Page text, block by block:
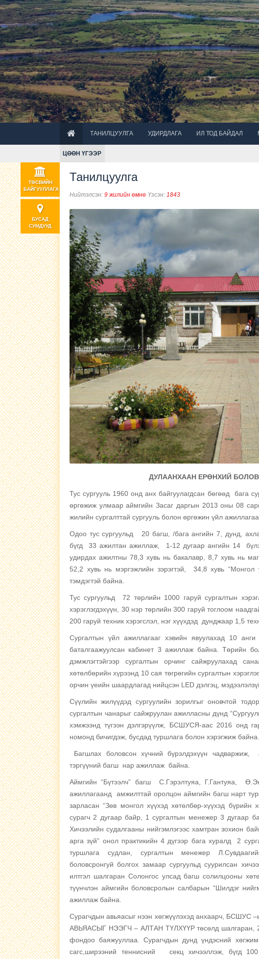
ТАНИЛЦУУЛГА УДИРДЛАГА ИЛ ТОД БАЙДАЛ
ЦӨӨН ҮГЭЭР
БУСАД
СУМДУУД
ТӨСВИЙН
БАЙГУУЛЛАГА
Танилцуулга
Нийтэлсэн: 9 жилийн өмнө Үзсэн: 1843
ДУЛААНХААН ЕРӨНХИЙ
Тус сургууль 1960 онд анх байгуулагдсан бөгөөд бага
өргөжиж улмаар аймгийн Засаг даргын 2013 оны 08
жилийн сургалттай сургууль болон өргөжин үйл
Одоо тус сургуульд 20 багш, /бага ангийн 7, дунд,
бүгд 33 ажилтан ажиллаж, 1-12 дугаар ангийн 14
удирдах ажилтны 78,3 хувь нь бакалавр, 8,7 хувь нь
52,2 хувь нь мэргэжлийн зэрэгтэй, 34,8 хувь
тэмдэгтэй байна.
Тус сургуульд 72 төрлийн 1000 гаруй сургалтын
хэрэглэгдэхүүн, 30 нэр төрлийн 300 гаруй тоглоом
200 гаруй техник хэрэгслэл, нэг хүүхдэд дунджаар 1,5
Сургалтын үйл ажиллагааг хэвийн явуулахад 10
баталгаажуулсан кабинет 3 ажиллаж байна. Төрийн
дэмжлэгтэйгээр сургалтын орчинг сайжруулахад
хөтөлбөрийн хүрээнд 10 сая төгрөгийн сургалтын
орчин үеийн шаардлагад нийцсэн LED дэлгэц,
Сүүлийн жилүүдэд сургуулийн зорилгыг оновчтой
сургалтын чанарыг сайжруулан ажилласны дүнд
хэмжээнд түгээн дэлгэрүүлж, БСШУСЯ-аас 2016 онд
номонд бичигдэж, бусдад туршлага болон хэрэгжиж байна.
Багшлах боловсон хүчний бүрэлдэхүүн чадваржиж,
тэргүүний багш нар ажиллаж байна.
Аймгийн “Бүтээлч” багш С.Гэрэлтуяа, Г.Гантуяа,
ажиллагаанд амжилттай оролцон аймгийн багш нарт
зарласан “Зөв монгол хүүхэд хөтөлбөр-хүүхэд бүрийн
сурагч 2 дугаар байр, 1 сургалтын менежер 3
Хичээлийн судалгааны нийгэмлэгээс хамтран зохион
арга зүй” онол практикийн 4 дүгээр бага хуралд 2
туршлага судлан, сургалтын менежер
боловсронгуй болгох замаар сургуульд суурилсан
илтгэл шалгаран Солонгос улсад багш солилцооны
түүнчлэн аймгийн боловсролын салбарын “Шилдэг
ажиллаж байна.
Сурагчдын авьяасыг нээн хөгжүүлэхэд анхаарч, БСШУС
АВЬЯАСЫГ НЭЭГЧ – АЛТАН ТҮЛХҮҮР төсөлд шалгаран,
фондоо баяжууллаа. Сурагчдын дунд үндэсний
сагс,ширээний теннисний секц хичээллэж, бүгд